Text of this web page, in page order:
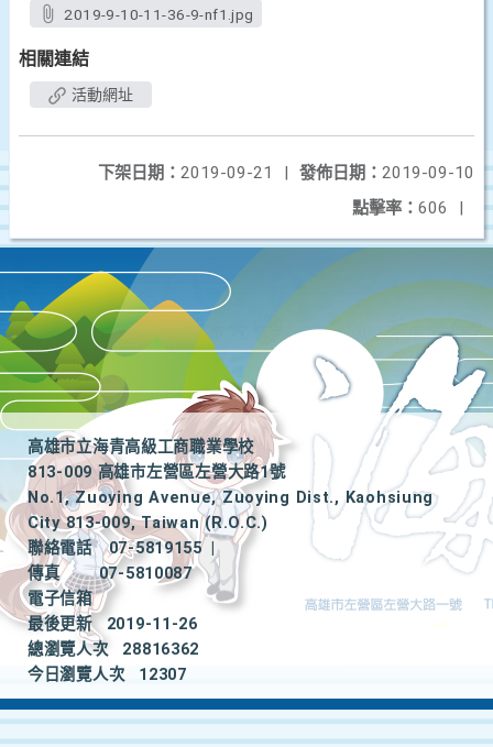
2019-9-10-11-36-9-nf1.jpg
相關連結
活動網址
發佈日期： 2019-09-10
下架日期： 2019-09-21
|
點擊率： 606 |
高雄市立海青高級工商職業學校
813-009 高雄市左營區左營大路1號
No.1, Zuoying Avenue, Zuoying Dist., Kaohsiung
City 813-009, Taiwan (R.O.C.)
聯絡電話
07-5819155
|
傳真
07-5810087
電子信箱
最後更新
2019-11-26
總瀏覽人次
28816362
今日瀏覽人次
12307